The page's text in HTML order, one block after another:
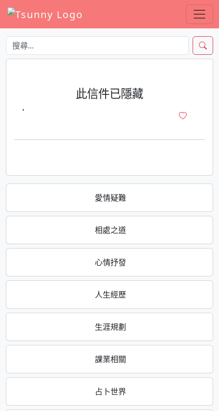
愛情疑難
相處之道
心情抒發
人生經歷
生涯規劃
課業相關
占卜世界
此信件已隱藏
·